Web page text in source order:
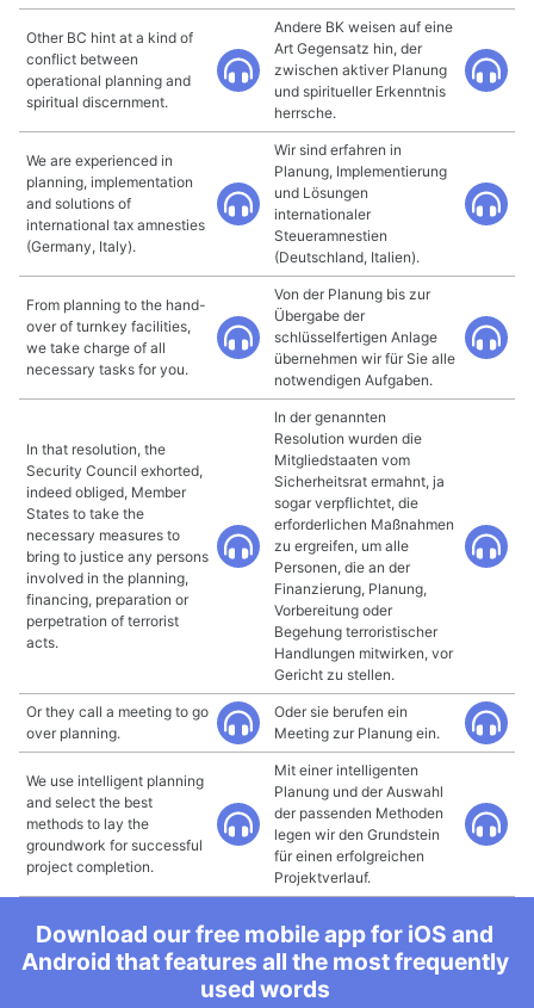
Other BC hint at a kind of
conflict between
operational planning and
spiritual discernment.
Andere BK weisen auf eine
Art Gegensatz hin, der
zwischen aktiver Planung
und spiritueller Erkenntnis
herrsche.
We are experienced in
planning, implementation
and solutions of
international tax amnesties
(Germany, Italy).
Wir sind erfahren in
Planung, Implementierung
und Lösungen
internationaler
Steueramnestien
(Deutschland, Italien).
From planning to the hand-
over of turnkey facilities,
we take charge of all
necessary tasks for you.
Von der Planung bis zur
Übergabe der
schlüsselfertigen Anlage
übernehmen wir für Sie alle
notwendigen Aufgaben.
In that resolution, the
Security Council exhorted,
indeed obliged, Member
States to take the
necessary measures to
bring to justice any persons
involved in the planning,
financing, preparation or
perpetration of terrorist
acts.
In der genannten
Resolution wurden die
Mitgliedstaaten vom
Sicherheitsrat ermahnt, ja
sogar verpflichtet, die
erforderlichen Maßnahmen
zu ergreifen, um alle
Personen, die an der
Finanzierung, Planung,
Vorbereitung oder
Begehung terroristischer
Handlungen mitwirken, vor
Gericht zu stellen.
Or they call a meeting to go
over planning.
Oder sie berufen ein
Meeting zur Planung ein.
We use intelligent planning
and select the best
methods to lay the
groundwork for successful
project completion.
Mit einer intelligenten
Planung und der Auswahl
der passenden Methoden
legen wir den Grundstein
für einen erfolgreichen
Projektverlauf.
Download our free mobile app for iOS and
Android that features all the most frequently
used words